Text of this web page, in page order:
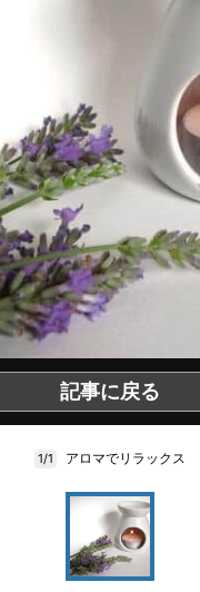
記事に戻る
1/1 アロマでリラックス